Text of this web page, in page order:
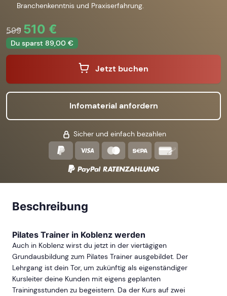
Branchenkenntnis und Praxiserfahrung.
599 510 €
Du sparst 89,00 €
Jetzt buchen
Infomaterial anfordern
Sicher und einfach bezahlen
Beschreibung
Pilates Trainer in Koblenz werden
Auch in Koblenz wirst du jetzt in der viertägigen
Grundausbildung zum Pilates Trainer ausgebildet. Der
Lehrgang ist dein Tor, um zukünftig als eigenständiger
Kursleiter deine Kunden mit eigens geplanten
Trainingsstunden zu begeistern. Da der Kurs auf zwei